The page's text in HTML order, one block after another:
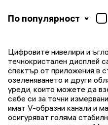
По популярност
Цифровите нивелири и
течнокристален дисплей
спектър от приложения в
озеленяването и други
уреди, които можете да
себе си за точни
имат V-образни канали и
осигуряват голяма